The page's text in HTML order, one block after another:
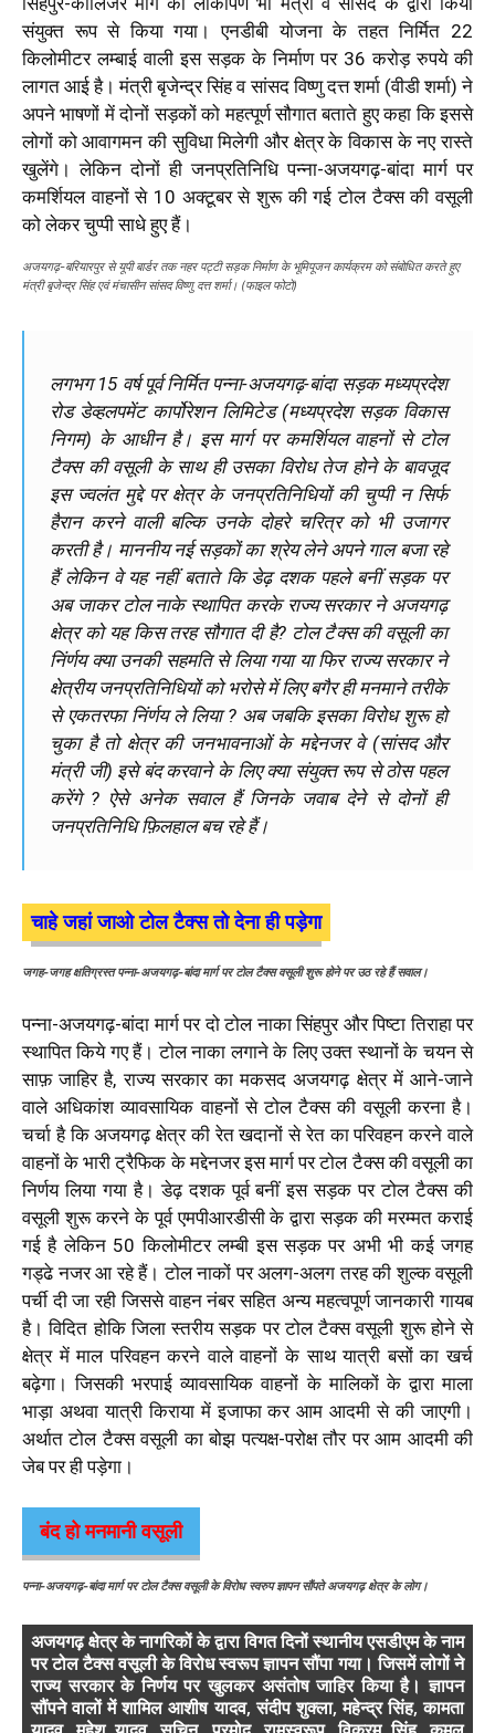
संयुक्त रूप से किया गया। एनडीबी योजना के तहत निर्मित 22
किलोमीटर लम्बाई वाली इस सड़क के निर्माण पर 36 करोड़ रुपये की
लागत आई है। मंत्री बृजेन्द्र सिंह व सांसद विष्णु दत्त शर्मा (वीडी शर्मा) ने
अपने भाषणों में दोनों सड़कों को महत्पूर्ण सौगात बताते हुए कहा कि इससे
लोगों को आवागमन की सुविधा मिलेगी और क्षेत्र के विकास के नए रास्ते
खुलेंगे। लेकिन दोनों ही जनप्रतिनिधि पन्ना-अजयगढ़-बांदा मार्ग पर
कमर्शियल वाहनों से 10 अक्टूबर से शुरू की गई टोल टैक्स की वसूली
को लेकर चुप्पी साधे हुए हैं।
अजयगढ़-बरियारपुर से यूपी बार्डर तक नहर पट्टी सड़क निर्माण के भूमिपूजन कार्यक्रम को संबोधित करते हुए
मंत्री बृजेन्द्र सिंह एवं मंचासीन सांसद विष्णु दत्त शर्मा। (फाइल फोटो)
लगभग 15 वर्ष पूर्व निर्मित पन्ना-अजयगढ़-बांदा सड़क मध्यप्रदेश
रोड डेव्हलपमेंट कार्पोरेशन लिमिटेड (मध्यप्रदेश सड़क विकास
निगम) के आधीन है। इस मार्ग पर कमर्शियल वाहनों से टोल
टैक्स की वसूली के साथ ही उसका विरोध तेज होने के बावजूद
इस ज्वलंत मुद्दे पर क्षेत्र के जनप्रतिनिधियों की चुप्पी न सिर्फ
हैरान करने वाली बल्कि उनके दोहरे चरित्र को भी उजागर
करती है। माननीय नई सड़कों का श्रेय लेने अपने गाल बजा रहे
हैं लेकिन वे यह नहीं बताते कि डेढ़ दशक पहले बनीं सड़क पर
अब जाकर टोल नाके स्थापित करके राज्य सरकार ने अजयगढ़
क्षेत्र को यह किस तरह सौगात दी है? टोल टैक्स की वसूली का
निंर्णय क्या उनकी सहमति से लिया गया या फिर राज्य सरकार ने
क्षेत्रीय जनप्रतिनिधियों को भरोसे में लिए बगैर ही मनमाने तरीके
से एकतरफा निंर्णय ले लिया ? अब जबकि इसका विरोध शुरू हो
चुका है तो क्षेत्र की जनभावनाओं के मद्देनजर वे (सांसद और
मंत्री जी) इसे बंद करवाने के लिए क्या संयुक्त रूप से ठोस पहल
करेंगे ? ऐसे अनेक सवाल हैं जिनके जवाब देने से दोनों ही
जनप्रतिनिधि फ़िलहाल बच रहे हैं।
चाहे जहां जाओ टोल टैक्स तो देना ही पड़ेगा
जगह-जगह क्षतिग्रस्त पन्ना-अजयगढ़-बांदा मार्ग पर टोल टैक्स वसूली शुरू होने पर उठ रहे हैं सवाल।
पन्ना-अजयगढ़-बांदा मार्ग पर दो टोल नाका सिंहपुर और पिष्टा तिराहा पर
स्थापित किये गए हैं। टोल नाका लगाने के लिए उक्त स्थानों के चयन से
साफ़ जाहिर है, राज्य सरकार का मकसद अजयगढ़ क्षेत्र में आने-जाने
वाले अधिकांश व्यावसायिक वाहनों से टोल टैक्स की वसूली करना है।
चर्चा है कि अजयगढ़ क्षेत्र की रेत खदानों से रेत का परिवहन करने वाले
वाहनों के भारी ट्रैफिक के मद्देनजर इस मार्ग पर टोल टैक्स की वसूली का
निर्णय लिया गया है। डेढ़ दशक पूर्व बनीं इस सड़क पर टोल टैक्स की
वसूली शुरू करने के पूर्व एमपीआरडीसी के द्वारा सड़क की मरम्मत कराई
गई है लेकिन 50 किलोमीटर लम्बी इस सड़क पर अभी भी कई जगह
गड्ढे नजर आ रहे हैं। टोल नाकों पर अलग-अलग तरह की शुल्क वसूली
पर्ची दी जा रही जिससे वाहन नंबर सहित अन्य महत्वपूर्ण जानकारी गायब
है। विदित होकि जिला स्तरीय सड़क पर टोल टैक्स वसूली शुरू होने से
क्षेत्र में माल परिवहन करने वाले वाहनों के साथ यात्री बसों का खर्च
बढ़ेगा। जिसकी भरपाई व्यावसायिक वाहनों के मालिकों के द्वारा माला
भाड़ा अथवा यात्री किराया में इजाफा कर आम आदमी से की जाएगी।
अर्थात टोल टैक्स वसूली का बोझ पत्यक्ष-परोक्ष तौर पर आम आदमी की
जेब पर ही पड़ेगा।
बंद हो मनमानी वसूली
पन्ना-अजयगढ़-बांदा मार्ग पर टोल टैक्स वसूली के विरोध स्वरुप ज्ञापन सौंपते अजयगढ़ क्षेत्र के लोग।
अजयगढ़ क्षेत्र के नागरिकों के द्वारा विगत दिनों स्थानीय एसडीएम के नाम
पर टोल टैक्स वसूली के विरोध स्वरूप ज्ञापन सौंपा गया। जिसमें लोगों ने
राज्य सरकार के निर्णय पर खुलकर असंतोष जाहिर किया है। ज्ञापन
सौंपने वालों में शामिल आशीष यादव, संदीप शुक्ला, महेन्द्र सिंह, कामता